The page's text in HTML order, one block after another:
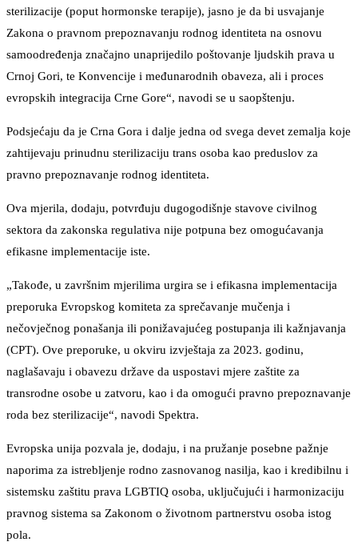
sterilizacije (poput hormonske terapije), jasno je da bi usvajanje
Zakona o pravnom prepoznavanju rodnog identiteta na osnovu
samoodređenja značajno unaprijedilo poštovanje ljudskih prava u
Crnoj Gori, te Konvencije i međunarodnih obaveza, ali i proces
evropskih integracija Crne Gore“, navodi se u saopštenju.
Podsjećaju da je Crna Gora i dalje jedna od svega devet zemalja koje
zahtijevaju prinudnu sterilizaciju trans osoba kao preduslov za
pravno prepoznavanje rodnog identiteta.
Ova mjerila, dodaju, potvrđuju dugogodišnje stavove civilnog
sektora da zakonska regulativa nije potpuna bez omogućavanja
efikasne implementacije iste.
„Takođe, u završnim mjerilima urgira se i efikasna implementacija
preporuka Evropskog komiteta za sprečavanje mučenja i
nečovječnog ponašanja ili ponižavajućeg postupanja ili kažnjavanja
(CPT). Ove preporuke, u okviru izvještaja za 2023. godinu,
naglašavaju i obavezu države da uspostavi mjere zaštite za
transrodne osobe u zatvoru, kao i da omogući pravno prepoznavanje
roda bez sterilizacije“, navodi Spektra.
Evropska unija pozvala je, dodaju, i na pružanje posebne pažnje
naporima za istrebljenje rodno zasnovanog nasilja, kao i kredibilnu i
sistemsku zaštitu prava LGBTIQ osoba, uključujući i harmonizaciju
pravnog sistema sa Zakonom o životnom partnerstvu osoba istog
pola.